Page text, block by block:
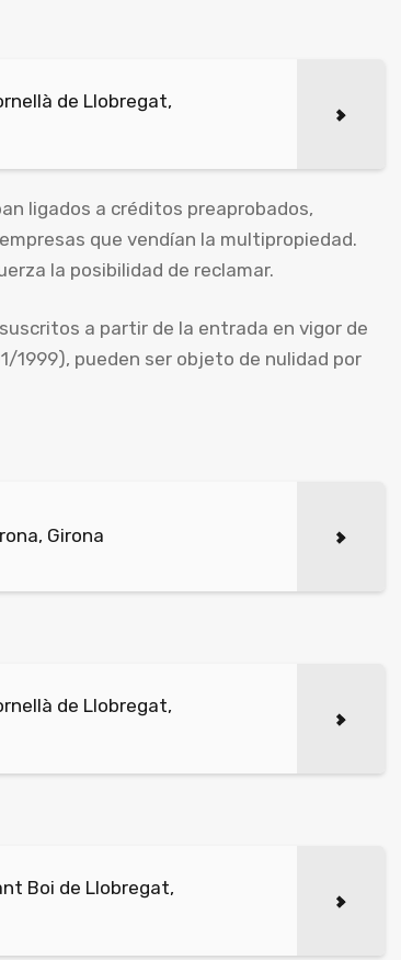
de Llobregat,
ligados a créditos preaprobados,
que vendían la multipropiedad.
la posibilidad de reclamar.
a partir de la entrada en vigor de
1999), pueden ser objeto de nulidad por
Girona
de Llobregat,
Boi de Llobregat,